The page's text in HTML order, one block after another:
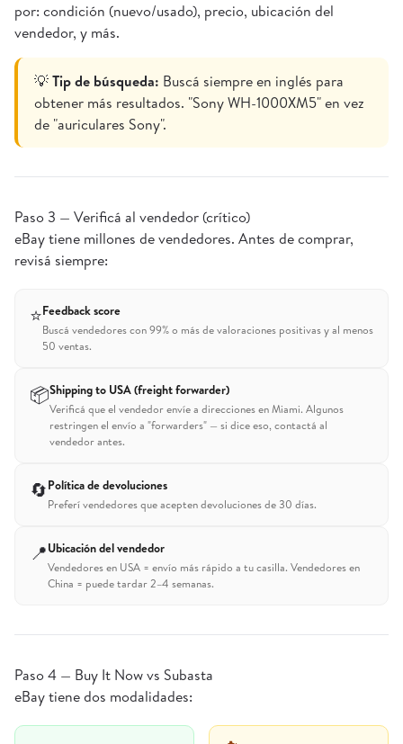
por: condición (nuevo/usado), precio, ubicación del
vendedor, y más.
💡Tip de búsqueda: Buscá siempre en inglés para
obtener más resultados. "Sony WH-1000XM5" en vez
de "auriculares Sony".
Paso 3 — Verificá al vendedor (crítico)
eBay tiene millones de vendedores. Antes de comprar,
revisá siempre:
⭐Feedback score
Buscá vendedores con 99% o más de valoraciones positivas y al menos
50 ventas.
📦Shipping to USA (freight forwarder)
Verificá que el vendedor envíe a direcciones en Miami. Algunos
restringen el envío a "forwarders" — si dice eso, contactá al
vendedor antes.
🔄Política de devoluciones
Preferí vendedores que acepten devoluciones de 30 días.
📍Ubicación del vendedor
Vendedores en USA = envío más rápido a tu casilla. Vendedores en
China = puede tardar 2–4 semanas.
Paso 4 — Buy It Now vs Subasta
eBay tiene dos modalidades: